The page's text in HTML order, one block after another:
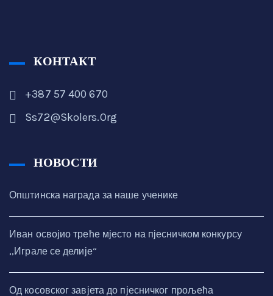
КОНТАКТ
+387 57 400 670
Ss72@skolers.org
НОВОСТИ
Општинска награда за наше ученике
Иван освојио треће мјесто на пјесничком конкурсу
,,Играле се делије“
Од косовског завјета до пјесничког прољећа